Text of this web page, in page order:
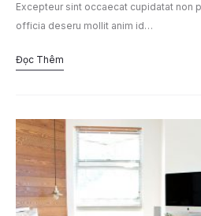
Excepteur sint occaecat cupidatat non
officia deseru mollit anim id…
Đọc Thêm